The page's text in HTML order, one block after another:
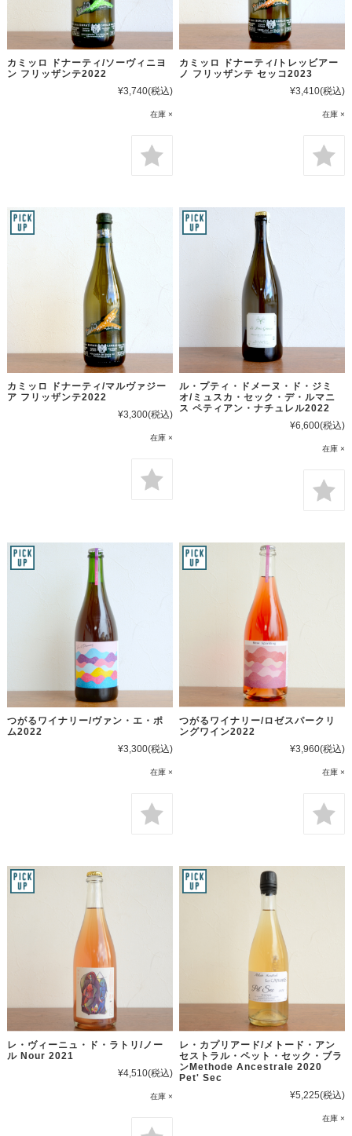
カミッロ ドナーティ/ソーヴィニヨ
ン フリッザンテ2022
¥3,740(税込)
在庫 ×
カミッロ ドナーティ/トレッビアー
ノ フリッザンテ セッコ2023
¥3,410(税込)
在庫 ×
カミッロ ドナーティ/マルヴァジー
ア フリッザンテ2022
¥3,300(税込)
在庫 ×
ル・プティ・ドメーヌ・ド・ジミ
オ/ミュスカ・セック・デ・ルマニ
ス ペティアン・ナチュレル2022
¥6,600(税込)
在庫 ×
つがるワイナリー/ヴァン・エ・ポ
ム2022
¥3,300(税込)
在庫 ×
つがるワイナリー/ロゼスパークリ
ングワイン2022
¥3,960(税込)
在庫 ×
レ・ヴィーニュ・ド・ラトリ/ノー
ル Nour 2021
¥4,510(税込)
在庫 ×
レ・カプリアード/メトード・アン
セストラル・ペット・セック・ブラ
ンMethode Ancestrale 2020
Pet' Sec
¥5,225(税込)
在庫 ×